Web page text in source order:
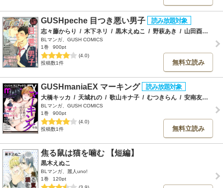
GUSHpeche 目つき悪い男子
志々藤からり / 木下ネリ / 黒木えぬこ / 野萩あき / 山田酉子
BLマンガ、GUSH COMICS
1巻
900pt
(4.0)
投稿数1件
無料立読み
GUSHmaniaEX マーキング
大橋キッカ / 天城れの / 歌山キナ子 / むつきらん / 安南友香子
BLマンガ、GUSH COMICS
1巻
900pt
(4.0)
投稿数1件
無料立読み
焦る鼠は猫を噛む 【短編】
黒木えぬこ
BLマンガ、麗人uno!
1巻
120pt